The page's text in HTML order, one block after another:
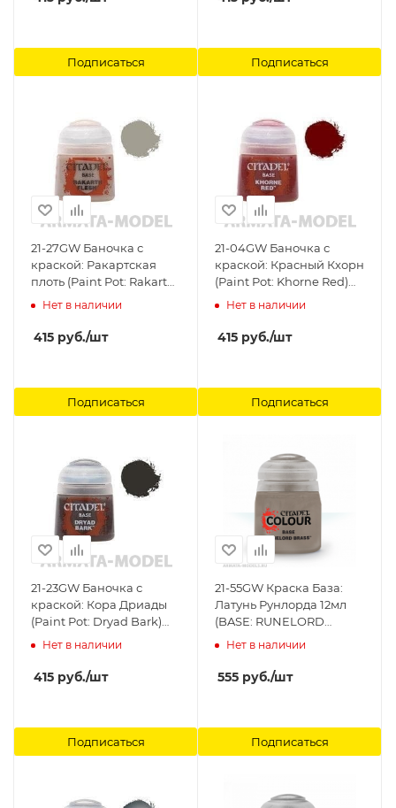
Подписаться Подписаться
21-27GW Баночка с
краской: Ракартская
плоть (Paint Pot: Rakarth
Flesh) Citadel
Нет в наличии
415 руб./шт
Подписаться
21-04GW Баночка с
краской: Красный Кхорн
(Paint Pot: Khorne Red)
Citadel
Нет в наличии
415 руб./шт
Подписаться
21-23GW Баночка с
краской: Кора Дриады
(Paint Pot: Dryad Bark)
Citadel
Нет в наличии
415 руб./шт
Подписаться
21-55GW Краска База:
Латунь Рунлорда 12мл
(BASE: RUNELORD
BRASS (12ML)) Citadel
Нет в наличии
555 руб./шт
Подписаться